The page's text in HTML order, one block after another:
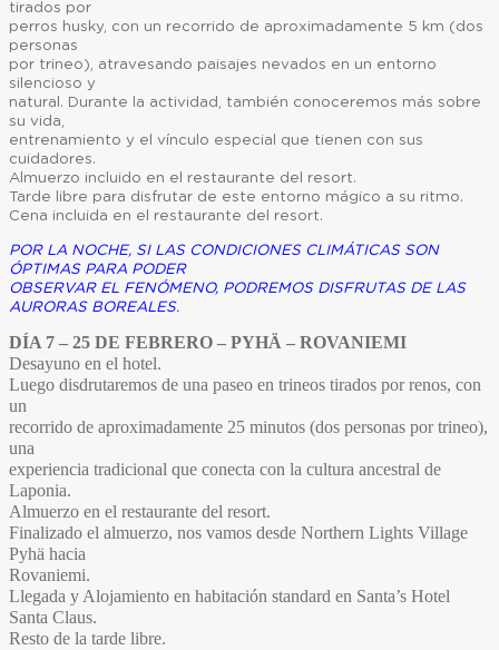
tirados por
perros husky, con un recorrido de aproximadamente 5 km (dos
personas
por trineo), atravesando paisajes nevados en un entorno
silencioso y
natural. Durante la actividad, también conoceremos más sobre
su vida,
entrenamiento y el vínculo especial que tienen con sus
cuidadores.
Almuerzo incluido en el restaurante del resort.
Tarde libre para disfrutar de este entorno mágico a su ritmo.
Cena incluida en el restaurante del resort.
POR LA NOCHE, SI LAS CONDICIONES CLIMÁTICAS SON
ÓPTIMAS PARA PODER
OBSERVAR EL FENÓMENO, PODREMOS DISFRUTAS DE LAS
AURORAS BOREALES.
DÍA 7 – 25 DE FEBRERO – PYHÄ – ROVANIEMI
Desayuno en el hotel.
Luego disdrutaremos de una paseo en trineos tirados por renos, con
un
recorrido de aproximadamente 25 minutos (dos personas por trineo),
una
experiencia tradicional que conecta con la cultura ancestral de
Laponia.
Almuerzo en el restaurante del resort.
Finalizado el almuerzo, nos vamos desde Northern Lights Village
Pyhä hacia
Rovaniemi.
Llegada y Alojamiento en habitación standard en Santa’s Hotel
Santa Claus.
Resto de la tarde libre.